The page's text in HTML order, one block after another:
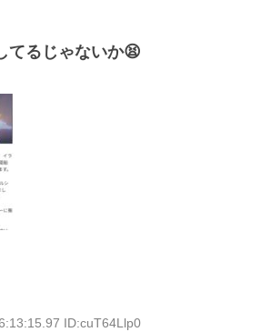
てるじゃないか😫
ID:cuT64Llp0